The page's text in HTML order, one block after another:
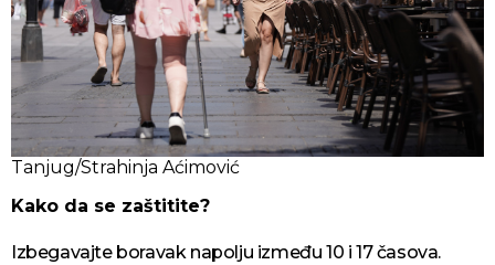
Tanjug/Strahinja Aćimović
Kako da se zaštitite?
Izbegavajte boravak napolju između 10 i 17 časova.